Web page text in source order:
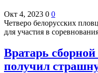
Окт 4, 2023 0 0
Четверо белорусских
для участия в
Вратарь
получил